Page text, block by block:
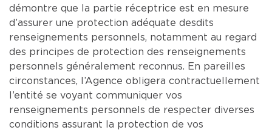
démontre que la partie réceptrice est en mesure
d’assurer une protection adéquate desdits
renseignements personnels, notamment au regard
des principes de protection des renseignements
personnels généralement reconnus. En pareilles
circonstances, l’Agence obligera contractuellement
l’entité se voyant communiquer vos
renseignements personnels de respecter diverses
conditions assurant la protection de vos